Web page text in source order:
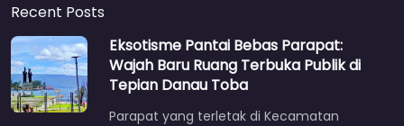
Recent Posts
Eksotisme Pantai Bebas Parapat:
Wajah Baru Ruang Terbuka Publik di
Tepian Danau Toba
Parapat yang terletak di Kecamatan